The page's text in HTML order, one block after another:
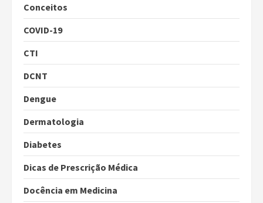
Conceitos
COVID-19
CTI
DCNT
Dengue
Dermatologia
Diabetes
Dicas de Prescrição Médica
Docência em Medicina